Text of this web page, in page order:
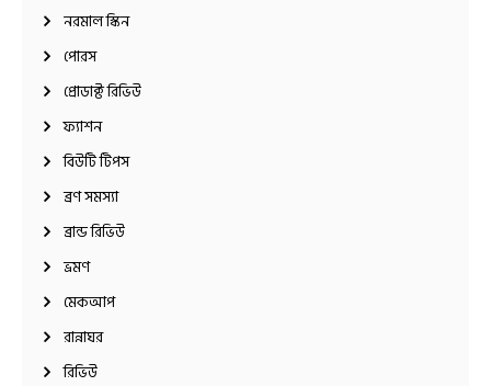
নরমাল স্কিন
পোরস
প্রোডাক্ট রিভিউ
ফ্যাশন
বিউটি টিপস
ব্রণ সমস্যা
ব্রান্ড রিভিউ
ভ্রমণ
মেকআপ
রান্নাঘর
রিভিউ